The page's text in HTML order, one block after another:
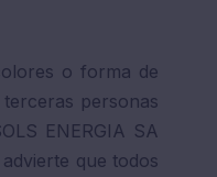
o forma de
personas
ENERGIA SA
que todos